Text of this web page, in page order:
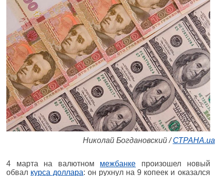
Николай Богдановский /СТРАНА.ua
4 марта на валютном межбанке произошел новый
обвал курса доллара: он рухнул на 9 копеек и оказался